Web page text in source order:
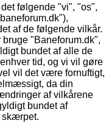
følgende "vi", "os",
af de følgende vilkår.
"Baneforum.dk",
bundet af alle de
tid, og vi vil gøre
vil det være fornuftigt,
da din
af vilkårene
bundet af
skærpet.